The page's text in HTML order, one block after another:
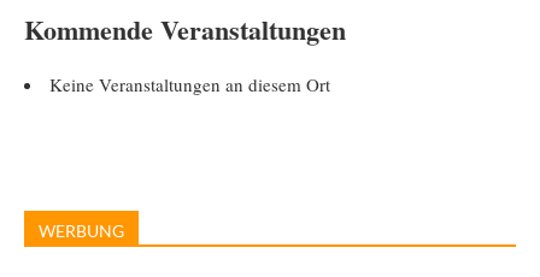
Kommende Veranstaltungen
Keine Veranstaltungen an diesem Ort
WERBUNG